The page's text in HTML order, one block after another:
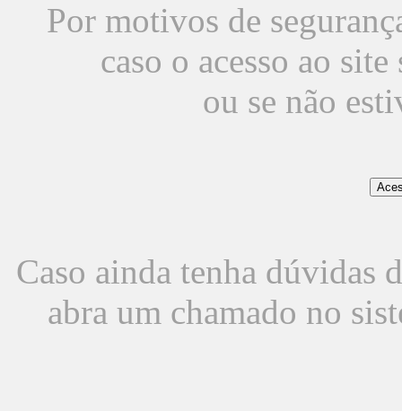
Por motivos de
caso o acesso ao
ou se não
Caso ainda tenha dúvidas
abra um chamado no